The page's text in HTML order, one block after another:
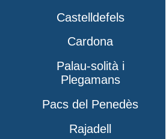
Castelldefels
Cardona
Palau-solità i
Plegamans
Pacs del Penedès
Rajadell